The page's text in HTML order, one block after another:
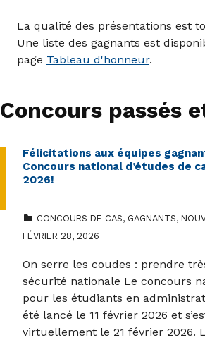
La qualité des présentations est
Une liste des gagnants est
page Tableau d'honneur.
Concours passés
Félicitations aux équipes
Concours national d’études de
2026!
CONCOURS DE CAS, GAGNANTS,
FÉVRIER 28, 2026
On serre les coudes : prendre
sécurité nationale Le concours
pour les étudiants en
été lancé le 11 février 2026 et
virtuellement le 21 février 2026.